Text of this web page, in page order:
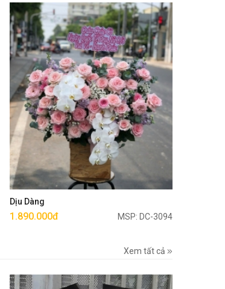
Dịu Dàng
1.890.000đ MSP: DC-3094
Mua ngay
Xem tất cả